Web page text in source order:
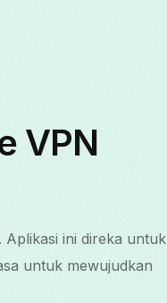
VPN
Aplikasi ini direka untuk
untuk mewujudkan